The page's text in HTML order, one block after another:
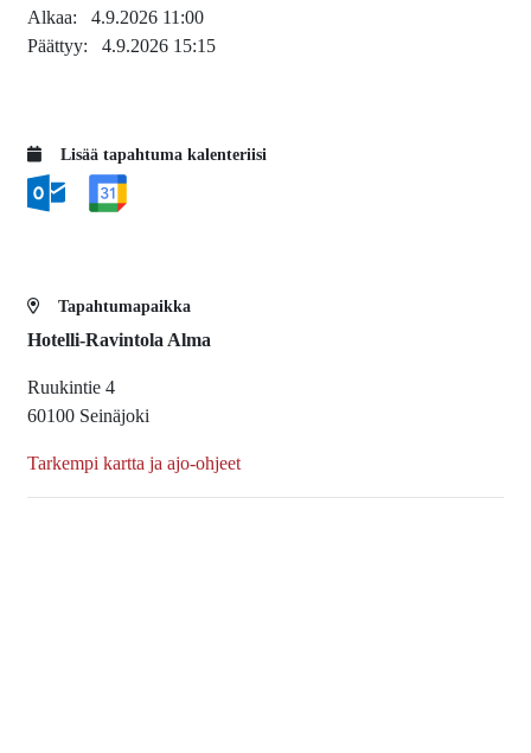
Alkaa: 4.9.2026 11:00
Päättyy: 4.9.2026 15:15
Lisää tapahtuma kalenteriisi
Tapahtumapaikka
Hotelli-Ravintola Alma
Ruukintie 4
60100 Seinäjoki
Tarkempi kartta ja ajo-ohjeet